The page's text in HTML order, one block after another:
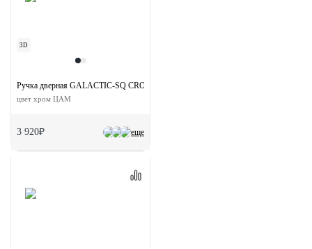
3D
еще
Ручка дверная GALACTIC-SQ CRO раздельная на квдратной розетке
цвет хром ЦАМ
3 920₽